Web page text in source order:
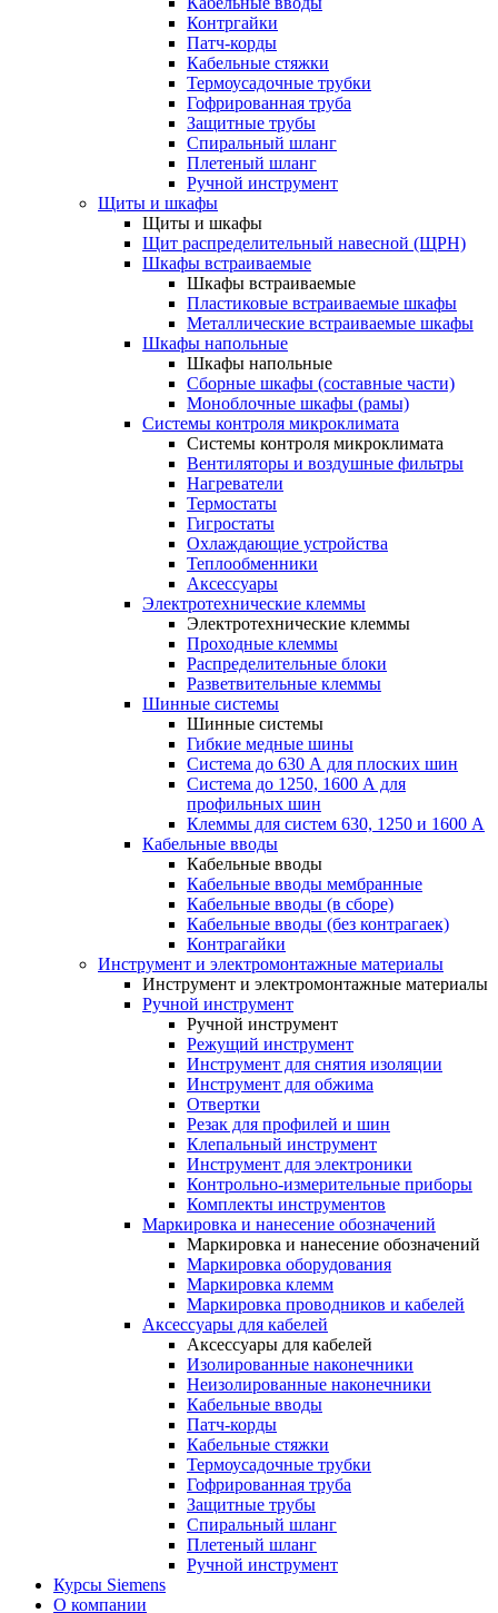
Контргайки
Патч-корды
Кабельные стяжки
Термоусадочные трубки
Гофрированная труба
Защитные трубы
Спиральный шланг
Плетеный шланг
Ручной инструмент
Щиты и шкафы
Щиты и шкафы
Щит распределительный навесной (ЩРН)
Шкафы встраиваемые
Шкафы встраиваемые
Пластиковые встраиваемые шкафы
Металлические встраиваемые шкафы
Шкафы напольные
Шкафы напольные
Сборные шкафы (составные части)
Моноблочные шкафы (рамы)
Системы контроля микроклимата
Системы контроля микроклимата
Вентиляторы и воздушные фильтры
Нагреватели
Термостаты
Гигростаты
Охлаждающие устройства
Теплообменники
Аксессуары
Электротехнические клеммы
Электротехнические клеммы
Проходные клеммы
Распределительные блоки
Разветвительные клеммы
Шинные системы
Шинные системы
Гибкие медные шины
Система до 630 А для плоских шин
Система до 1250, 1600 А для
профильных шин
Клеммы для систем 630, 1250 и 1600 А
Кабельные вводы
Кабельные вводы
Кабельные вводы мембранные
Кабельные вводы (в сборе)
Кабельные вводы (без контрагаек)
Контрагайки
Инструмент и электромонтажные материалы
Инструмент и электромонтажные материалы
Ручной инструмент
Ручной инструмент
Режущий инструмент
Инструмент для снятия изоляции
Инструмент для обжима
Отвертки
Резак для профилей и шин
Клепальный инструмент
Инструмент для электроники
Контрольно-измерительные приборы
Комплекты инструментов
Маркировка и нанесение обозначений
Маркировка и нанесение обозначений
Маркировка оборудования
Маркировка клемм
Маркировка проводников и кабелей
Аксессуары для кабелей
Аксессуары для кабелей
Изолированные наконечники
Неизолированные наконечники
Кабельные вводы
Патч-корды
Кабельные стяжки
Термоусадочные трубки
Гофрированная труба
Защитные трубы
Спиральный шланг
Плетеный шланг
Ручной инструмент
Курсы Siemens
О компании